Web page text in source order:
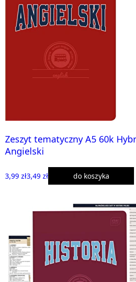
Zeszyt tematyczny A5 60k
Angielski
3,99 zł3,49 zł do koszyka